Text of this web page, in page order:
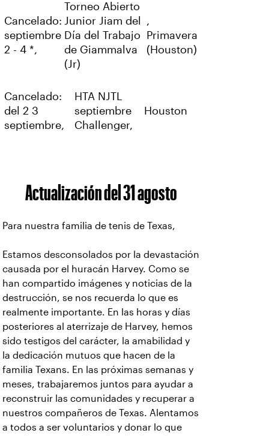
Cancelado:
septiembre
2 - 4 *,
Torneo Abierto
Junior Jiam del
Día del Trabajo
de Giammalva
(Jr)
,
Primavera
(Houston)
Cancelado:
del 2 3
septiembre,
HTA NJTL
septiembre
Challenger,
Houston
Actualización del 31 agosto
Para nuestra familia de tenis de Texas,
Estamos desconsolados por la devastación
causada por el huracán Harvey. Como se
han compartido imágenes y noticias de la
destrucción, se nos recuerda lo que es
realmente importante. En las horas y días
posteriores al aterrizaje de Harvey, hemos
sido testigos del carácter, la amabilidad y
la dedicación mutuos que hacen de la
familia Texans. En las próximas semanas y
meses, trabajaremos juntos para ayudar a
reconstruir las comunidades y recuperar a
nuestros compañeros de Texas. Alentamos
a todos a ser voluntarios y donar lo que